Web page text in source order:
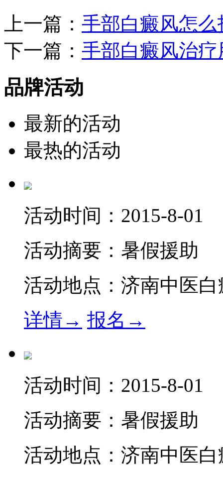
上一篇： 手部白癜风怎
下一篇： 手部白癜风治
品牌活动
最新的活动
最热的活动
活动时间： 2015-8-01
活动摘要： 暑假援助
活动地点： 济南中医
详情→ 报名→
活动时间： 2015-8-01
活动摘要： 暑假援助
活动地点： 济南中医